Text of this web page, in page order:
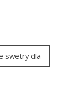
swetry dla